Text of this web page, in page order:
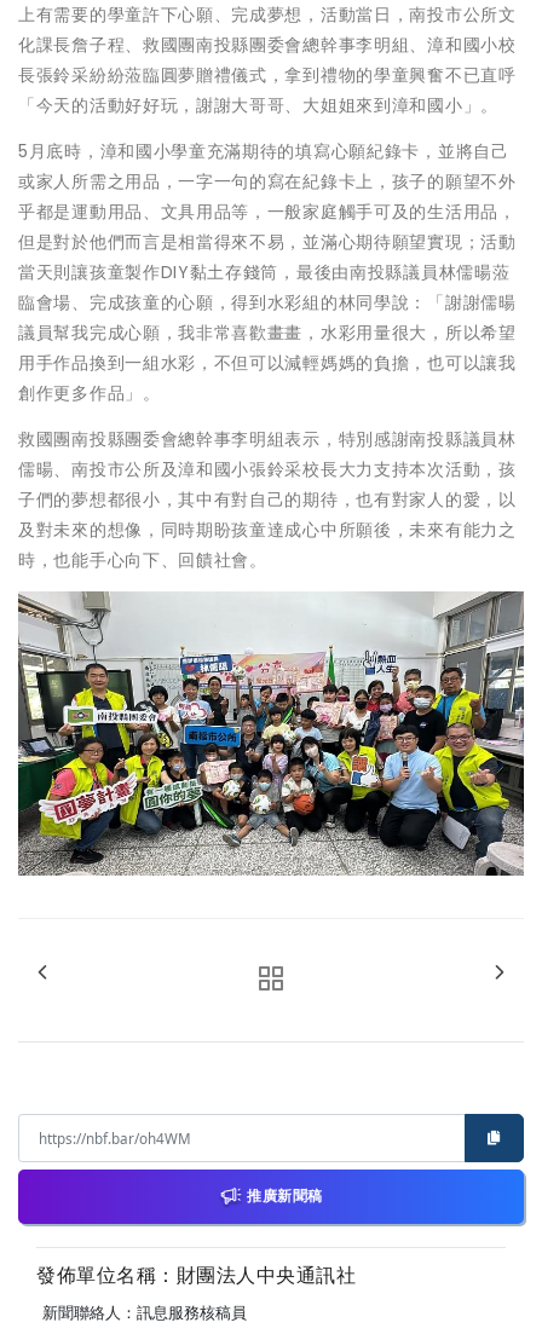
上有需要的學童許下心願、完成夢想，活動當日，南投市公所文
化課長詹子程、救國團南投縣團委會總幹事李明組、漳和國小校
長張鈴采紛紛蒞臨圓夢贈禮儀式，拿到禮物的學童興奮不已直呼
「今天的活動好好玩，謝謝大哥哥、大姐姐來到漳和國小」。
5月底時，漳和國小學童充滿期待的填寫心願紀錄卡，並將自己
或家人所需之用品，一字一句的寫在紀錄卡上，孩子的願望不外
乎都是運動用品、文具用品等，一般家庭觸手可及的生活用品，
但是對於他們而言是相當得來不易，並滿心期待願望實現；活動
當天則讓孩童製作DIY黏土存錢筒，最後由南投縣議員林儒暘蒞
臨會場、完成孩童的心願，得到水彩組的林同學說：「謝謝儒暘
議員幫我完成心願，我非常喜歡畫畫，水彩用量很大，所以希望
用手作品換到一組水彩，不但可以減輕媽媽的負擔，也可以讓我
創作更多作品」。
救國團南投縣團委會總幹事李明組表示，特別感謝南投縣議員林
儒暘、南投市公所及漳和國小張鈴采校長大力支持本次活動，孩
子們的夢想都很小，其中有對自己的期待，也有對家人的愛，以
及對未來的想像，同時期盼孩童達成心中所願後，未來有能力之
時，也能手心向下、回饋社會。
推廣新聞稿
發佈單位名稱：財團法人中央通訊社
新聞聯絡人：訊息服務核稿員